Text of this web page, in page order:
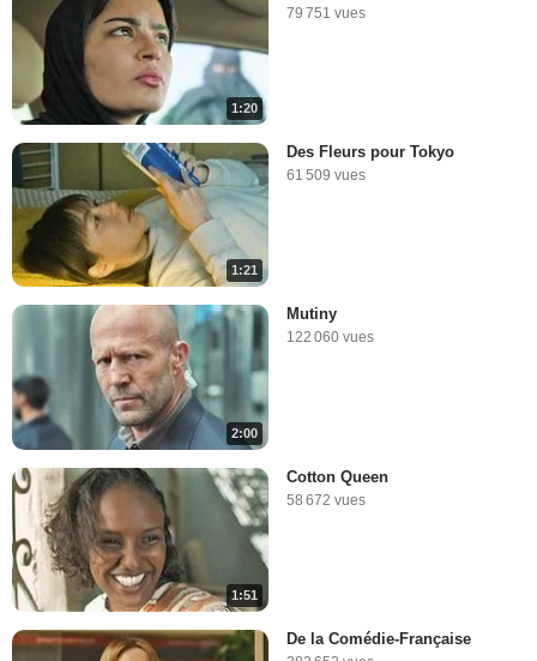
1:20
79 751 vues
1:21
Des Fleurs pour Tokyo
61 509 vues
2:00
Mutiny
122 060 vues
1:51
Cotton Queen
58 672 vues
De la Comédie-Française